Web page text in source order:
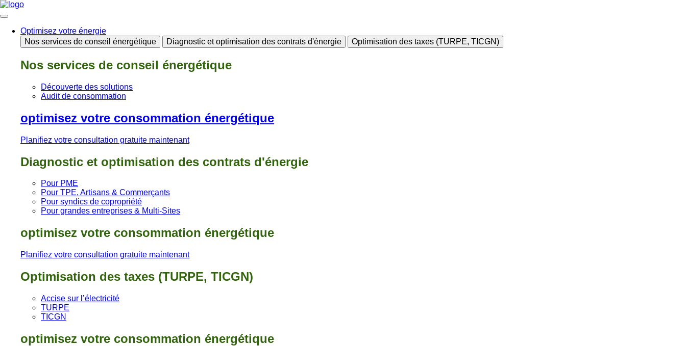
Aller
au
Optimisez votre énergie
Nos services de conseil énergétique
Diagnostic et optimisation des contrats d'énergie Optimisation des taxes (TURPE, TICGN)
Nos services de conseil énergétique
Découverte des solutions
Audit de consommation
optimisez votre consommation énergétique
Planifiez votre consultation gratuite maintenant
Diagnostic et optimisation des contrats d'énergie
Pour PME
Pour TPE, Artisans & Commerçants
Pour syndics de copropriété
Pour grandes entreprises & Multi-Sites
optimisez votre consommation énergétique
Planifiez votre consultation gratuite maintenant
Optimisation des taxes (TURPE, TICGN)
Accise sur l’électricité
TURPE
TICGN
optimisez votre consommation énergétique